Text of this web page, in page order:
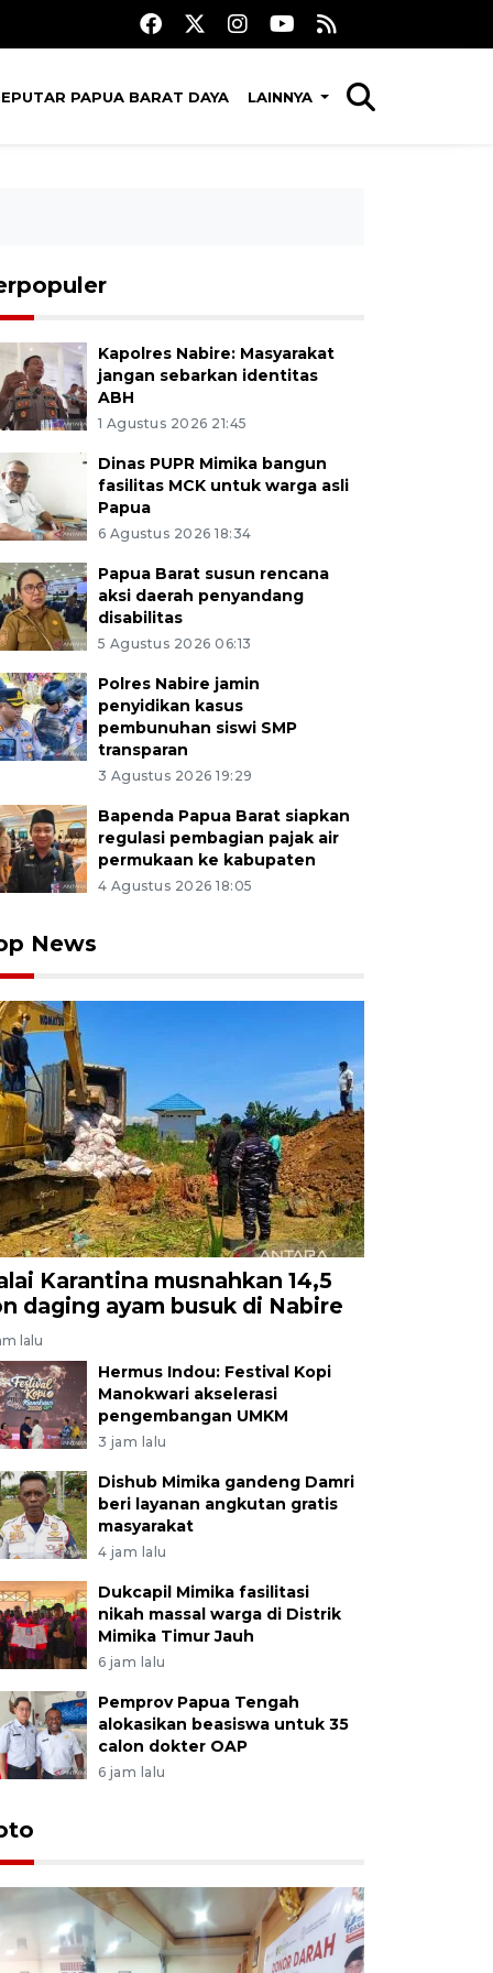
PAPUA BARAT DAYA LAINNYA
Kapolres Nabire: Masyarakat
jangan sebarkan identitas
ABH
1 Agustus 2026 21:45
Dinas PUPR Mimika bangun
fasilitas MCK untuk warga asli
Papua
6 Agustus 2026 18:34
Papua Barat susun rencana
aksi daerah penyandang
disabilitas
5 Agustus 2026 06:13
Polres Nabire jamin
penyidikan kasus
pembunuhan siswi SMP
transparan
3 Agustus 2026 19:29
Bapenda Papua Barat siapkan
regulasi pembagian pajak air
permukaan ke kabupaten
4 Agustus 2026 18:05
News
Karantina musnahkan 14,5
daging ayam busuk di Nabire
lalu
Hermus Indou: Festival Kopi
Manokwari akselerasi
pengembangan UMKM
3 jam lalu
Dishub Mimika gandeng Damri
beri layanan angkutan gratis
masyarakat
4 jam lalu
Dukcapil Mimika fasilitasi
nikah massal warga di Distrik
Mimika Timur Jauh
6 jam lalu
Pemprov Papua Tengah
alokasikan beasiswa untuk 35
calon dokter OAP
6 jam lalu